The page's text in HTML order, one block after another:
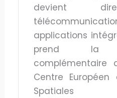
devient
applications
prend la
complémentaire
Centre Européen